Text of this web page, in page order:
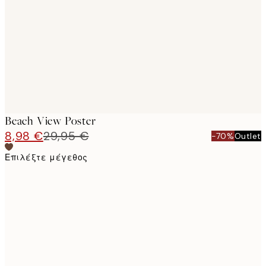
Beach View Poster
8,98 €29,95 € -70%Outlet
Επιλέξτε μέγεθος